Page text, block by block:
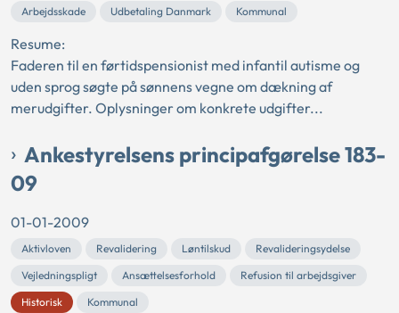
Arbejdsskade
Udbetaling Danmark Kommunal
Resume:
Faderen til en førtidspensionist med infantil autisme og
uden sprog søgte på sønnens vegne om dækning af
merudgifter. Oplysninger om konkrete udgifter...
Ankestyrelsens principafgørelse 183-
09
01-01-2009
Aktivloven Revalidering Løntilskud
Revalideringsydelse
Vejledningspligt
Ansættelsesforhold
Refusion til arbejdsgiver
Historisk
Kommunal